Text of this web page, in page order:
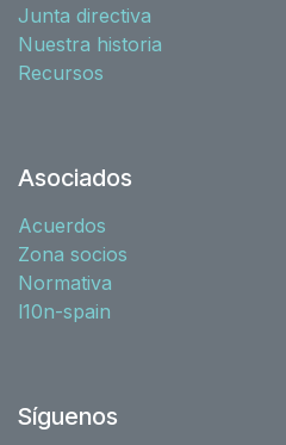
Junta directiva
Nuestra historia
Recursos
Asociados
Acuerdos
Zona socios
Normativa
l10n-spain
Síguenos